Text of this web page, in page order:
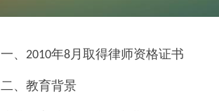
一、2010年8月取得律师资格证书
二、教育背景